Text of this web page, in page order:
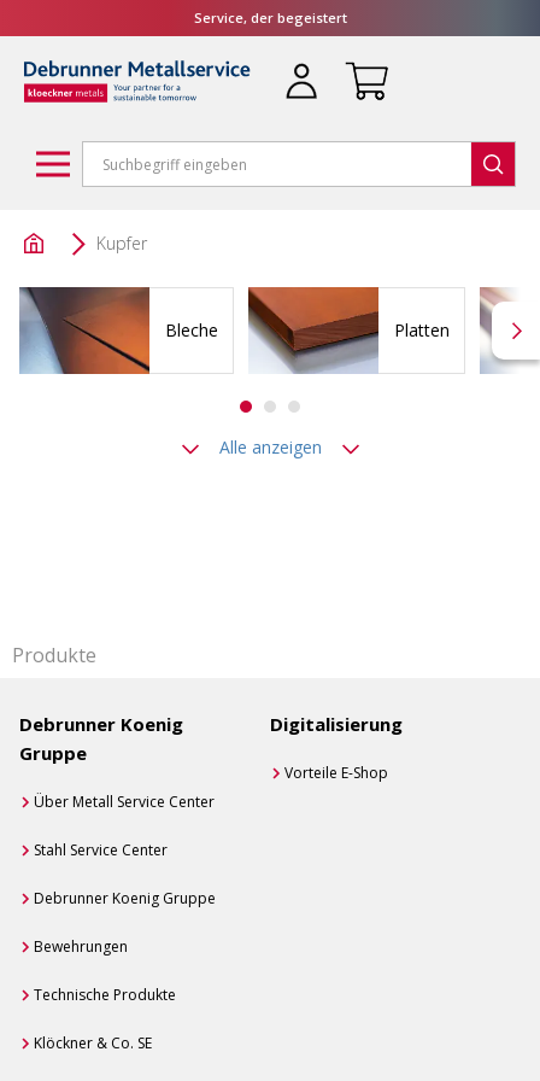
Service, der begeistert
Kupfer
Bleche Platten
Alle anzeigen
Produkte
Debrunner Koenig
Gruppe
Über Metall Service Center
Stahl Service Center
Debrunner Koenig Gruppe
Bewehrungen
Technische Produkte
Klöckner & Co. SE
Digitalisierung
Vorteile E-Shop